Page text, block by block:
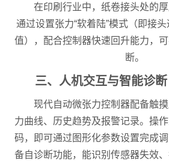
在印刷行业中，纸卷接头处的厚
通过设置张力“软着陆”模式（即接
值），配合控制器快速回升能力，
断。
三、人机交互与智能诊
现代自动微张力控制器配备触
力曲线、历史趋势及报警记录。操
码，即可通过图形化参数设置完成
备自诊断功能，能识别传感器失效